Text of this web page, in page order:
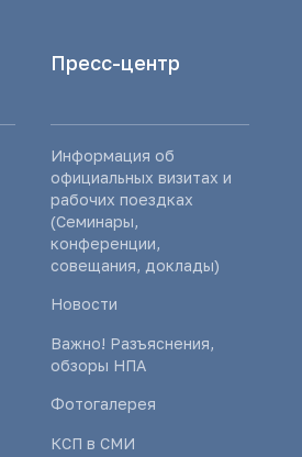
Пресс-центр
Информация об
официальных визитах и
рабочих поездках
(Семинары,
конференции,
совещания, доклады)
Новости
Важно! Разъяснения,
обзоры НПА
Фотогалерея
КСП в СМИ